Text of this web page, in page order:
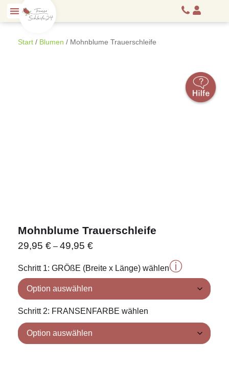
Start / Blumen / Mohnblume Trauerschleife
Mohnblume Trauerschleife
29,95€ –49,95€
Schritt 1: GRÖßE (Breite x Länge) wählenⓘ
Schritt 2: FRANSENFARBE wählen